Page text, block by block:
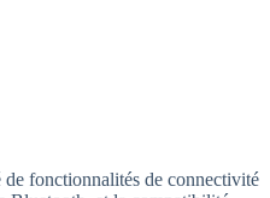
de fonctionnalités de connectivité